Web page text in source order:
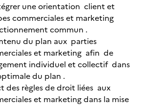
une orientation client et
commerciales et marketing
commun .
du plan aux parties
et marketing afin de
individuel et collectif dans
du plan .
des règles de droit liées aux
et marketing dans la mise